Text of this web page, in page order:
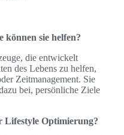
können sie helfen?
die entwickelt
des Lebens zu helfen,
Zeitmanagement. Sie
bei, persönliche Ziele
Lifestyle Optimierung?